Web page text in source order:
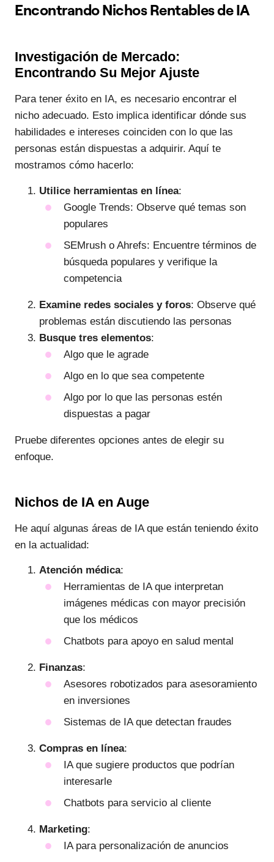
Encontrando Nichos Rentables de IA
Investigación de Mercado:
Encontrando Su Mejor Ajuste
Para tener éxito en IA, es necesario encontrar el
nicho adecuado. Esto implica identificar dónde sus
habilidades e intereses coinciden con lo que las
personas están dispuestas a adquirir. Aquí te
mostramos cómo hacerlo:
Utilice herramientas en línea:
Google Trends: Observe qué temas son
populares
SEMrush o Ahrefs: Encuentre términos de
búsqueda populares y verifique la
competencia
Examine redes sociales y foros: Observe qué
problemas están discutiendo las personas
Busque tres elementos:
Algo que le agrade
Algo en lo que sea competente
Algo por lo que las personas estén
dispuestas a pagar
Pruebe diferentes opciones antes de elegir su
enfoque.
Nichos de IA en Auge
He aquí algunas áreas de IA que están teniendo éxito
en la actualidad:
Atención médica:
Herramientas de IA que interpretan
imágenes médicas con mayor precisión
que los médicos
Chatbots para apoyo en salud mental
Finanzas:
Asesores robotizados para asesoramiento
en inversiones
Sistemas de IA que detectan fraudes
Compras en línea:
IA que sugiere productos que podrían
interesarle
Chatbots para servicio al cliente
Marketing:
IA para personalización de anuncios